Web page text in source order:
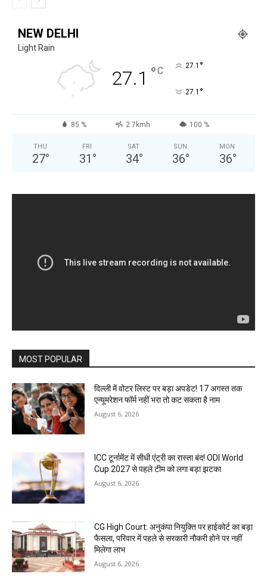
NEW DELHI
Light Rain
27.1 °C 27.1 °
27.1 °
85 % 2.7kmh 100 %
THU
27°
FRI
31 °
SAT
34°
SUN
36°
MON
36°
MOST POPULAR
दिल्ली में वोटर लिस्ट पर बड़ा अपडेट! 17 अगस्त तक
एन्यूमरेशन फॉर्म नहीं भरा तो कट सकता है नाम
August 6, 2026
ICC टूर्नामेंट में सीधी एंट्री का रास्ता बंद! ODI World
Cup 2027 से पहले टीम को लगा बड़ा झटका
August 6, 2026
CG High Court: अनुकंपा नियुक्ति पर हाईकोर्ट का बड़ा
फैसला, परिवार में पहले से सरकारी नौकरी होने पर नहीं
मिलेगा लाभ
August 6, 2026